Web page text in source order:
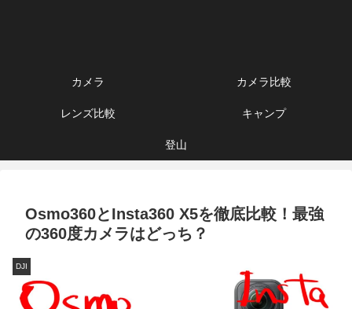
カメラ カメラ比較
レンズ比較 キャンプ
登山
Osmo360とInsta360 X5を徹底比較！最強
の360度カメラはどっち？
DJI